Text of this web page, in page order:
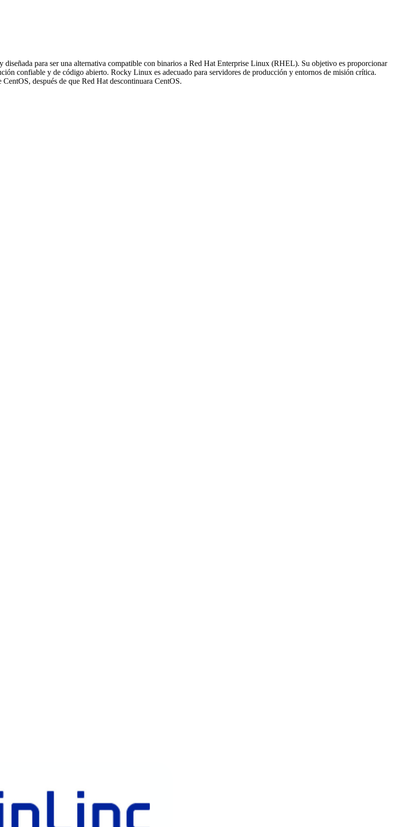
para ser una alternativa compatible con binarios a Red Hat Enterprise Linux (RHEL). Su objetivo es proporcionar
confiable y de código abierto. Rocky Linux es adecuado para servidores de producción y entornos de misión crítica.
después de que Red Hat descontinuara CentOS.